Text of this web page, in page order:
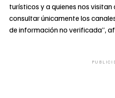
turísticos y a quienes nos
consultar únicamente los
de información no verificada”,